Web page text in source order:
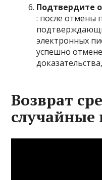
Подтвердите
: после отмены
электронных
успешно
Возврат
случайные